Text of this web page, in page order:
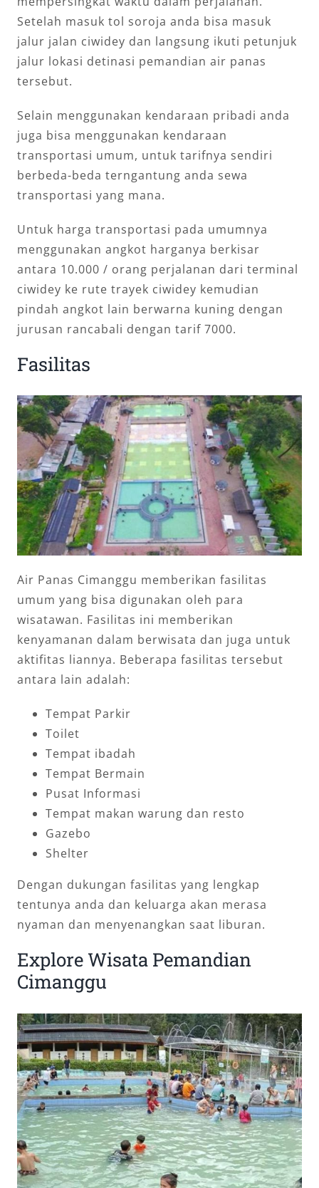
Setelah masuk tol soroja anda bisa masuk
jalur jalan ciwidey dan langsung ikuti petunjuk
jalur lokasi detinasi pemandian air panas
tersebut.
Selain menggunakan kendaraan pribadi anda
juga bisa menggunakan kendaraan
transportasi umum, untuk tarifnya sendiri
berbeda-beda terngantung anda sewa
transportasi yang mana.
Untuk harga transportasi pada umumnya
menggunakan angkot harganya berkisar
antara 10.000 / orang perjalanan dari terminal
ciwidey ke rute trayek ciwidey kemudian
pindah angkot lain berwarna kuning dengan
jurusan rancabali dengan tarif 7000.
Fasilitas
Air Panas Cimanggu memberikan fasilitas
umum yang bisa digunakan oleh para
wisatawan. Fasilitas ini memberikan
kenyamanan dalam berwisata dan juga untuk
aktifitas liannya. Beberapa fasilitas tersebut
antara lain adalah:
Tempat Parkir
Toilet
Tempat ibadah
Tempat Bermain
Pusat Informasi
Tempat makan warung dan resto
Gazebo
Shelter
Dengan dukungan fasilitas yang lengkap
tentunya anda dan keluarga akan merasa
nyaman dan menyenangkan saat liburan.
Explore Wisata Pemandian
Cimanggu